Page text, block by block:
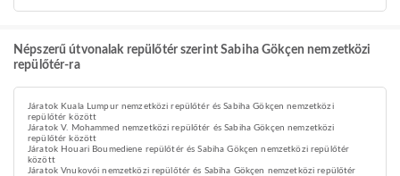
Népszerű útvonalak repülőtér szerint Sabiha Gökçen nemzetközi
repülőtér-ra
Járatok Kuala Lumpur nemzetközi repülőtér és Sabiha Gökçen nemzetközi
repülőtér között
Járatok V. Mohammed nemzetközi repülőtér és Sabiha Gökçen nemzetközi
repülőtér között
Járatok Houari Boumediene repülőtér és Sabiha Gökçen nemzetközi repülőtér
között
Járatok Vnukovói nemzetközi repülőtér és Sabiha Gökçen nemzetközi repülőtér